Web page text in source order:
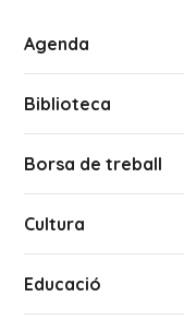
Agenda
Biblioteca
Borsa de treball
Cultura
Educació